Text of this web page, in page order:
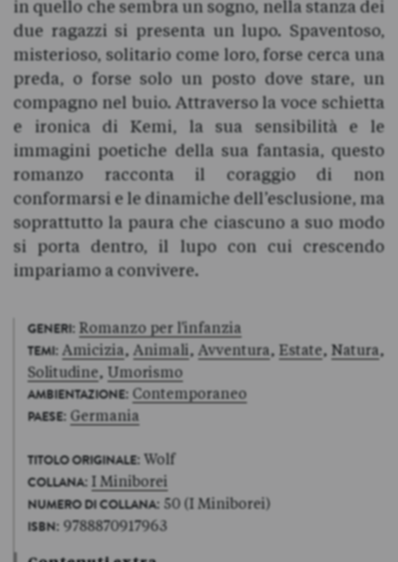
in quello che sembra un sogno, nella stanza dei
due ragazzi si presenta un lupo. Spaventoso,
misterioso, solitario come loro, forse cerca una
preda, o forse solo un posto dove stare, un
compagno nel buio. Attraverso la voce schietta
e ironica di Kemi, la sua sensibilità e le
immagini poetiche della sua fantasia, questo
romanzo racconta il coraggio di non
conformarsi e le dinamiche dell’esclusione, ma
soprattutto la paura che ciascuno a suo modo
si porta dentro, il lupo con cui crescendo
impariamo a convivere.
GENERI: Romanzo per l'infanzia
TEMI: Amicizia, Animali, Avventura, Estate, Natura,
Solitudine, Umorismo
AMBIENTAZIONE: Contemporaneo
PAESE: Germania
TITOLO ORIGINALE: Wolf
COLLANA: I Miniborei
NUMERO DI COLLANA: 50 (I Miniborei)
ISBN: 9788870917963